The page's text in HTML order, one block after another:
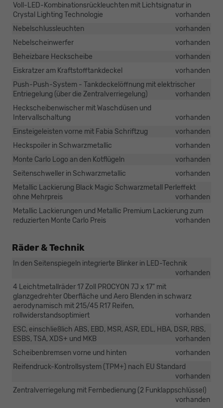
Voll-LED-Kombinationsrückleuchten mit Lichtsignatur in
Crystal Lighting Technologie
vorhanden
Nebelschlussleuchten
vorhanden
Nebelscheinwerfer
vorhanden
Beheizbare Heckscheibe
vorhanden
Eiskratzer am Kraftstofftankdeckel
vorhanden
Push-Push-System - Tankdeckelöffnung mit elektrischer
Entriegelung (über die Zentralverriegelung)
vorhanden
Heckscheibenwischer mit Waschdüsen und
Intervallschaltung
vorhanden
Einsteigeleisten vorne mit Fabia Schriftzug
vorhanden
Heckspoiler in Schwarzmetallic
vorhanden
Monte Carlo Logo an den Kotflügeln
vorhanden
Seitenschweller in Schwarzmetallic
vorhanden
Metallic Lackierung Black Magic Schwarzmetall Perleffekt
ohne Mehrpreis
vorhanden
Metallic Lackierungen und Metallic Premium Lackierung zum
reduzierten Monte Carlo Preis
vorhanden
Räder & Technik
In den Seitenspiegeln integrierte Blinker in LED-Technik
vorhanden
4 Leichtmetallräder 17 Zoll PROCYON 7J x 17" mit
glanzgedrehter Oberfläche und Aero Blenden in schwarz
aerodynamisch mit 215/45 R17 Reifen,
rollwiderstandsoptimiert
vorhanden
ESC, einschließlich ABS, EBD, MSR, ASR, EDL, HBA, DSR, RBS,
ESBS, TSA, XDS+ und MKB
vorhanden
Scheibenbremsen vorne und hinten
vorhanden
Reifendruck-Kontrollsystem (TPM+) nach EU Standard
vorhanden
Zentralverriegelung mit Fernbedienung (2 Funklappschlüssel)
vorhanden